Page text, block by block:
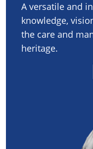
A versatile and
knowledge,
the care and
heritage.